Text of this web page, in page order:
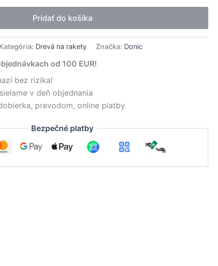
Pridať do košíka
Kategória: Drevá na rakety Značka: Donic
od 100 EUR!
bez rizika!
v deň objednania
prevodom, online platby
Bezpečné platby